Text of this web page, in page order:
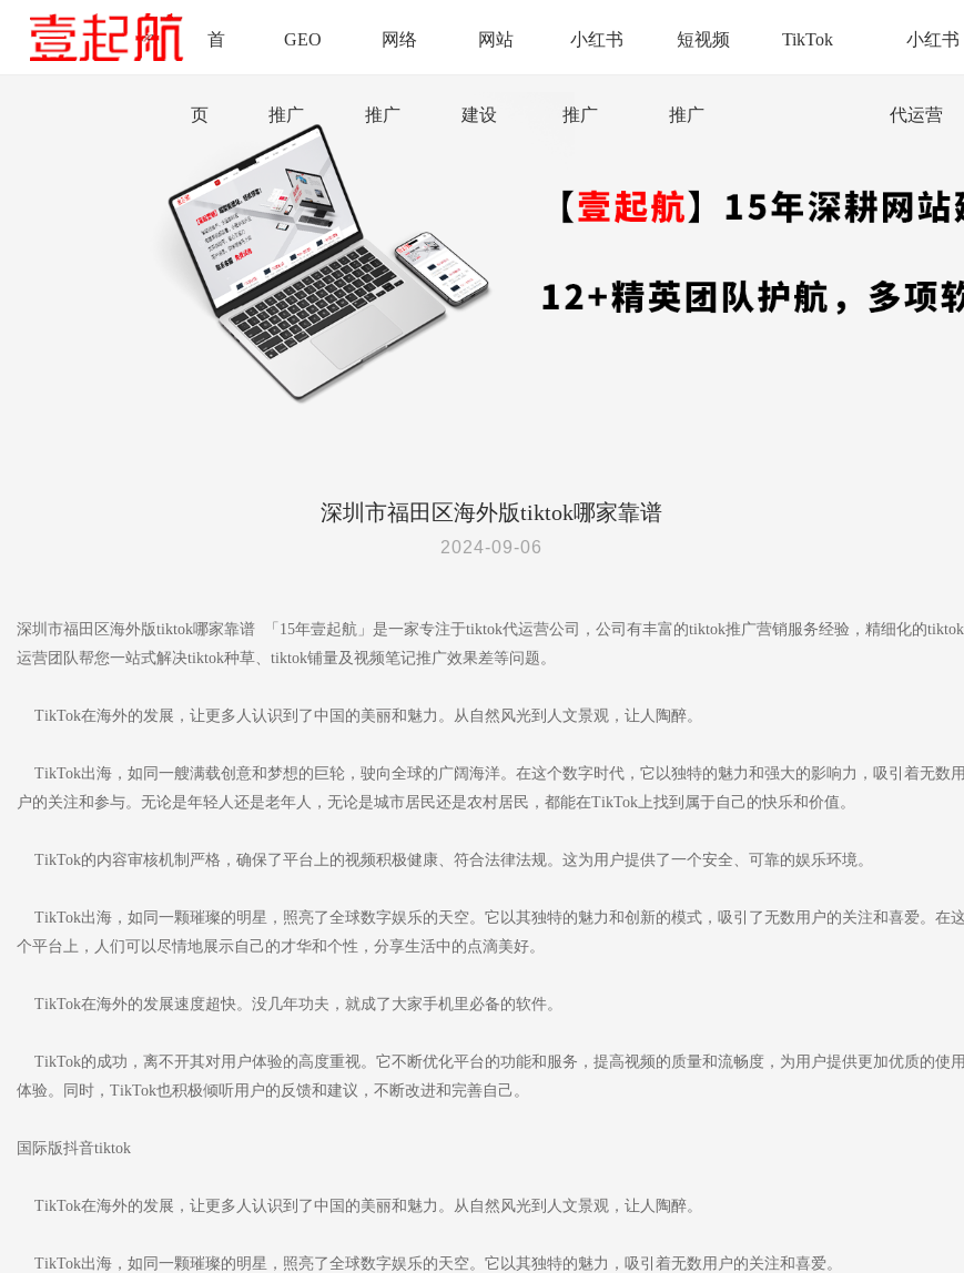
首
页
GEO
推广
网络
推广
网站
建设
小红书
推广
短视频
推广
TikTok 小红书
代运营
深圳市福田区海外版tiktok哪家靠谱
2024-09-06
深圳市福田区海外版tiktok哪家靠谱 「15年壹起航」是一家专注于tiktok代运营公司，公司有丰富的tiktok推广营销服务经验，精细化的tiktok
运营团队帮您一站式解决tiktok种草、tiktok铺量及视频笔记推广效果差等问题。
TikTok在海外的发展，让更多人认识到了中国的美丽和魅力。从自然风光到人文景观，让人陶醉。
TikTok出海，如同一艘满载创意和梦想的巨轮，驶向全球的广阔海洋。在这个数字时代，它以独特的魅力和强大的影响力，吸引着无数用
户的关注和参与。无论是年轻人还是老年人，无论是城市居民还是农村居民，都能在TikTok上找到属于自己的快乐和价值。
TikTok的内容审核机制严格，确保了平台上的视频积极健康、符合法律法规。这为用户提供了一个安全、可靠的娱乐环境。
TikTok出海，如同一颗璀璨的明星，照亮了全球数字娱乐的天空。它以其独特的魅力和创新的模式，吸引了无数用户的关注和喜爱。在
个平台上，人们可以尽情地展示自己的才华和个性，分享生活中的点滴美好。
TikTok在海外的发展速度超快。没几年功夫，就成了大家手机里必备的软件。
TikTok的成功，离不开其对用户体验的高度重视。它不断优化平台的功能和服务，提高视频的质量和流畅度，为用户提供更加优质的使用
体验。同时，TikTok也积极倾听用户的反馈和建议，不断改进和完善自己。
国际版抖音tiktok
TikTok在海外的发展，让更多人认识到了中国的美丽和魅力。从自然风光到人文景观，让人陶醉。
TikTok出海，如同一颗璀璨的明星，照亮了全球数字娱乐的天空。它以其独特的魅力，吸引着无数用户的关注和喜爱。